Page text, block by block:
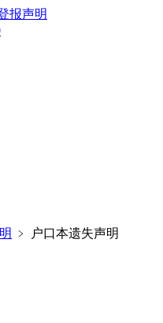
报声明
﹥ 户口本遗失声明